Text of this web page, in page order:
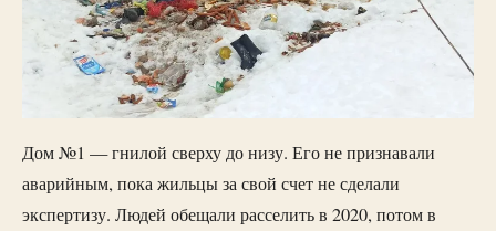
Дом №1 — гнилой сверху до низу. Его не признавали
аварийным, пока жильцы за свой счет не сделали
экспертизу. Людей обещали расселить в 2020, потом в